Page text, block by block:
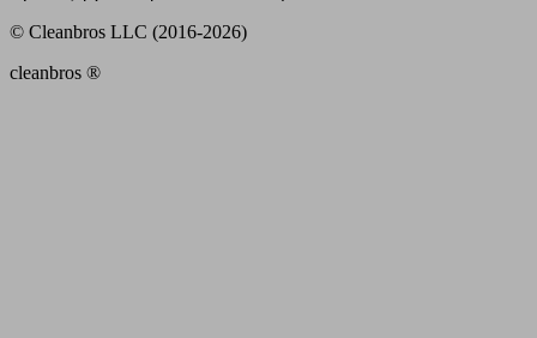
© Cleanbros LLC (2016-2026)
cleanbros ®